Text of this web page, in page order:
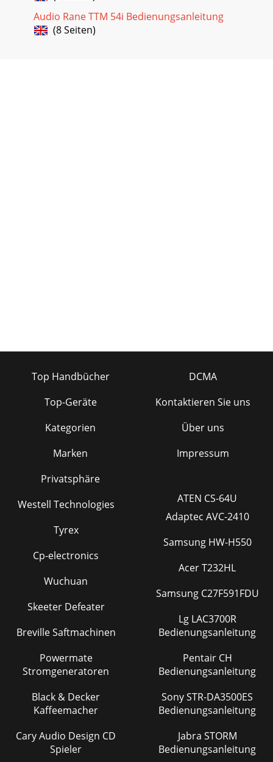
Audio Rane TTM 54i Bedienungsanleitung
(8 Seiten)
Top Handbücher
Top-Geräte
Kategorien
Marken
Privatsphäre
DCMA
Kontaktieren Sie uns
Über uns
Impressum
Westell Technologies
Tyrex
Cp-electronics
Wuchuan
Skeeter Defeater
Breville Saftmachinen
Powermate
Stromgeneratoren
Black & Decker
Kaffeemacher
Cary Audio Design CD
Spieler
ATEN CS-64U
Adaptec AVC-2410
Samsung HW-H550
Acer T232HL
Samsung C27F591FDU
Lg LAC3700R
Bedienungsanleitung
Pentair CH
Bedienungsanleitung
Sony STR-DA3500ES
Bedienungsanleitung
Jabra STORM
Bedienungsanleitung